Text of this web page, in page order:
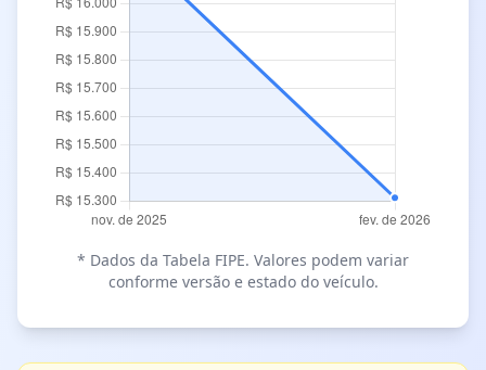
* Dados da Tabela FIPE. Valores podem variar
conforme versão e estado do veículo.